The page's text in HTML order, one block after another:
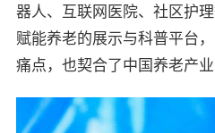
器人、互联网医院、社区护
赋能养老的展示与科普平台
痛点，也契合了中国养老产业